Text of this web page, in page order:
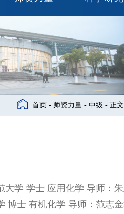
所
首页 - 师资力量 - 中级 - 正文
大学 学士 应用化学 导师：
博士 有机化学 导师：范志